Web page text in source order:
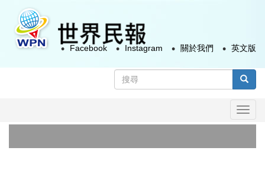
容
搜
尋
Facebook Instagram 關於我們 英文版